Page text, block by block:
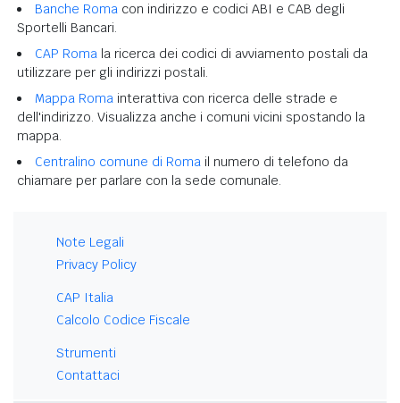
Banche Roma con indirizzo e codici ABI e CAB degli
Sportelli Bancari.
CAP Roma la ricerca dei codici di avviamento postali da
utilizzare per gli indirizzi postali.
Mappa Roma interattiva con ricerca delle strade e
dell'indirizzo. Visualizza anche i comuni vicini spostando la
mappa.
Centralino comune di Roma il numero di telefono da
chiamare per parlare con la sede comunale.
Note Legali
Privacy Policy
CAP Italia
Calcolo Codice Fiscale
Strumenti
Contattaci